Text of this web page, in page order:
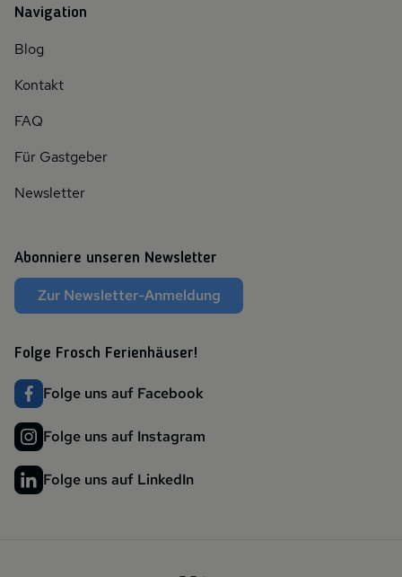
Navigation
Blog
Kontakt
FAQ
Für Gastgeber
Newsletter
Abonniere unseren Newsletter
Zur Newsletter-Anmeldung
Folge Frosch Ferienhäuser!
Folge uns auf Facebook
Folge uns auf Instagram
Folge uns auf LinkedIn